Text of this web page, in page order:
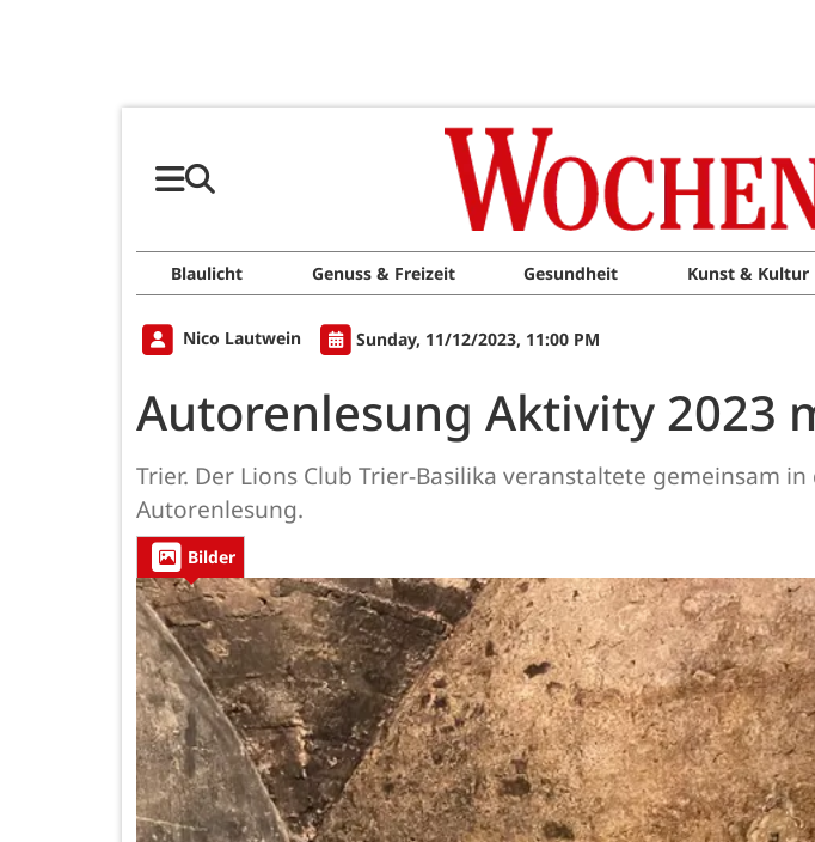
Blaulicht Genuss & Freizeit Gesundheit Kunst & Kultur
Nico Lautwein Sunday, 11/12/2023, 11:00 PM
Autorenlesung Aktivity 2023
Trier. Der Lions Club Trier-Basilika veranstaltete gemeinsam
Autorenlesung.
Bilder